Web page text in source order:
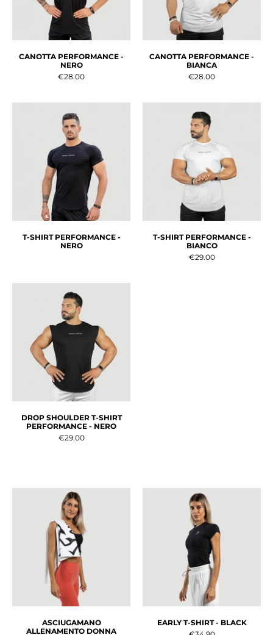
CANOTTA PERFORMANCE -
NERO
€28.00
CANOTTA PERFORMANCE -
BIANCA
€28.00
T-SHIRT PERFORMANCE -
NERO
T-SHIRT PERFORMANCE -
BIANCO
€29.00
DROP SHOULDER T-SHIRT
PERFORMANCE - NERO
€29.00
ASCIUGAMANO
ALLENAMENTO DONNA
EARLY T-SHIRT - BLACK